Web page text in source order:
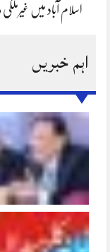
اسلام آباد میں
اہم خبریں